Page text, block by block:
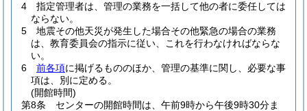
4
指定管理者は、管理の業務を一括して他の者に委任しては
ならない。
5
地震その他天災が発生した場合その他緊急の場合の業務
は、教育委員会の指示に従い、これを行わなければならな
い。
6
前各項に掲げるもののほか、管理の基準に関し、必要な事
項は、別に定める。
(開館時間)
第8条
センターの開館時間は、午前9時から午後9時30分ま